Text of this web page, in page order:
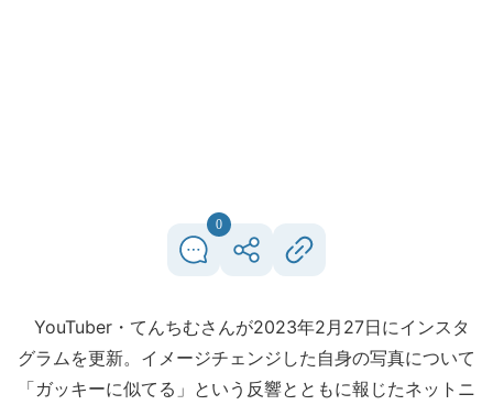
0
YouTuber・てんちむさんが2023年2月27日にインスタ
グラムを更新。イメージチェンジした自身の写真について
「ガッキーに似てる」という反響とともに報じたネットニ